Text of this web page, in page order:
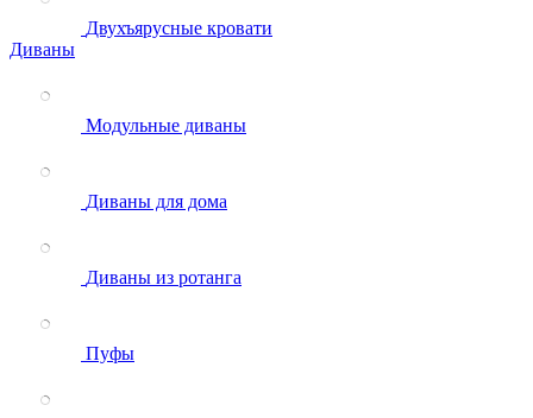
Двухъярусные кровати
Диваны
Модульные диваны
Диваны для дома
Диваны из ротанга
Пуфы